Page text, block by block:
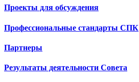
Проекты для обсуждения
Профессиональные стандарты СПК
Партнеры
Результаты деятельности Совета